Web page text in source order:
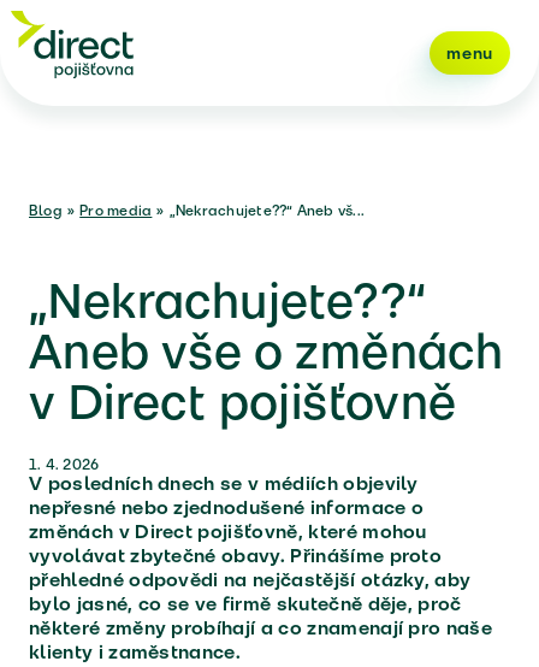
menu
Blog » Pro media » „Nekrachujete??“ Aneb vš...
„Nekrachujete??“
Aneb vše o změnách
v Direct pojišťovně
1. 4. 2026
V posledních dnech se v médiích objevily
nepřesné nebo zjednodušené informace o
změnách v Direct pojišťovně, které mohou
vyvolávat zbytečné obavy. Přinášíme proto
přehledné odpovědi na nejčastější otázky, aby
bylo jasné, co se ve firmě skutečně děje, proč
některé změny probíhají a co znamenají pro naše
klienty i zaměstnance.